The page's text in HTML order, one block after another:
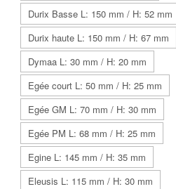
Durix Basse L: 150 mm / H: 52 mm
Durix haute L: 150 mm / H: 67 mm
Dymaa L: 30 mm / H: 20 mm
Egée court L: 50 mm / H: 25 mm
Egée GM L: 70 mm / H: 30 mm
Egée PM L: 68 mm / H: 25 mm
Egine L: 145 mm / H: 35 mm
Eleusis L: 115 mm / H: 30 mm